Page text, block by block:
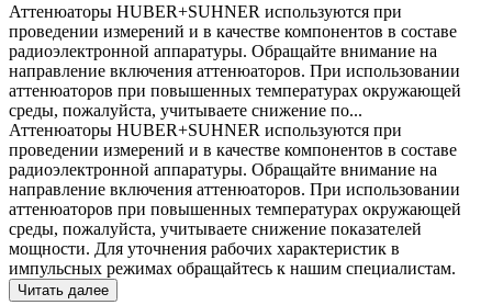
Аттенюаторы HUBER+SUHNER используются при
проведении измерений и в качестве компонентов в составе
радиоэлектронной аппаратуры. Обращайте внимание на
направление включения аттенюаторов. При использовании
аттенюаторов при повышенных температурах окружающей
среды, пожалуйста, учитываете снижение по...
Аттенюаторы HUBER+SUHNER используются при
проведении измерений и в качестве компонентов в составе
радиоэлектронной аппаратуры. Обращайте внимание на
направление включения аттенюаторов. При использовании
аттенюаторов при повышенных температурах окружающей
среды, пожалуйста, учитываете снижение показателей
мощности. Для уточнения рабочих характеристик в
импульсных режимах обращайтесь к нашим специалистам.
Читать далее